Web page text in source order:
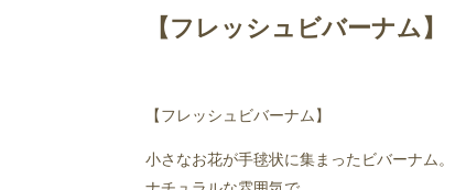
【フレッシュビバーナム】
【フレッシュビバーナム】
小さなお花が手毬状に集まったビバーナム。